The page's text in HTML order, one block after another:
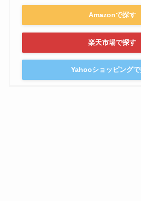
Amazonで探す
楽天市場で探す
Yahooショッピング